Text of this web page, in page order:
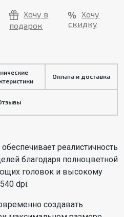
Хочу в
подарок
Хочу
скидку
Оплата и доставка
реалистичность
благодаря полноцветной
головок и высокому
dpi.
создавать